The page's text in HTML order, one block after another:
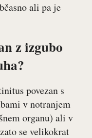
ali pa je
z izgubo
povezan s
v notranjem
organu) ali v
se velikokrat